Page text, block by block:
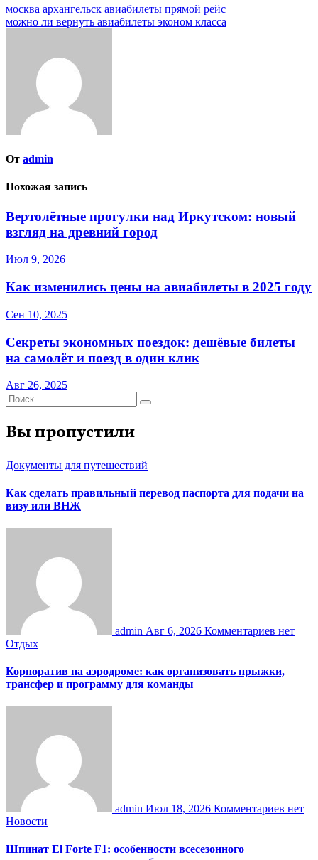
Навигация
по
москва архангельск авиабилеты прямой рейс
можно ли вернуть авиабилеты эконом класса
От admin
Похожая запись
Вертолётные прогулки над Иркутском: новый
взгляд на древний город
Июл 9, 2026
Как изменились цены на авиабилеты в 2025 году
Сен 10, 2025
Секреты экономных поездок: дешёвые билеты
на самолёт и поезд в один клик
Авг 26, 2025
Вы пропустили
Документы для путешествий
Как сделать правильный перевод паспорта для подачи на
визу или ВНЖ
admin Авг 6, 2026 Комментариев нет
Отдых
Корпоратив на аэродроме: как организовать прыжки,
трансфер и программу для команды
admin Июл 18, 2026 Комментариев нет
Новости
Шпинат El Forte F1: особенности всесезонного